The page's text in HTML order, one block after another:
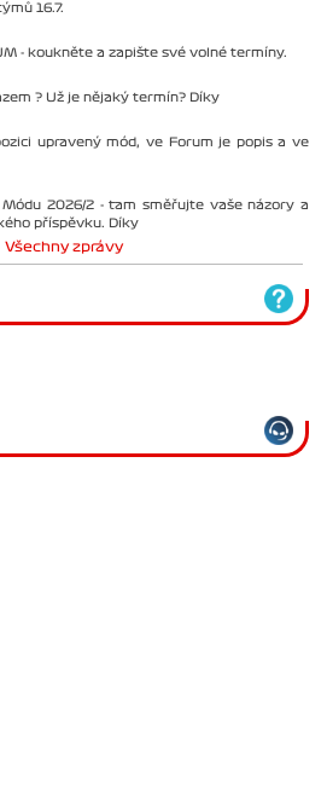
volné týmy, poté druhé sedačky od
16.7.
- koukněte a zapište své volné termíny.
? Už je nějaký termín? Díky
upravený mód, ve Forum je popis a ve
2026/2 - tam směřujte vaše názory a
příspěvku. Díky
Všechny zprávy